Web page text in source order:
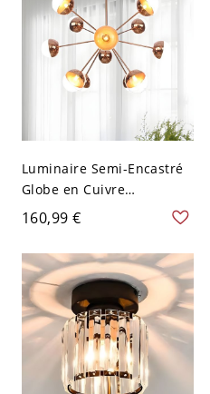
Luminaire Semi-Encastré
Globe en Cuivre
Rouge/Chrome/Or avec
Abat-Jour en Verre
Blanc/Ambré/Gris Fumé
Style Contemporain Semi-
Plafonnier LED à 9/12/15
Ampoules - Cuivre Rouge
110 V-120 V 9 Transparent
160,99 €